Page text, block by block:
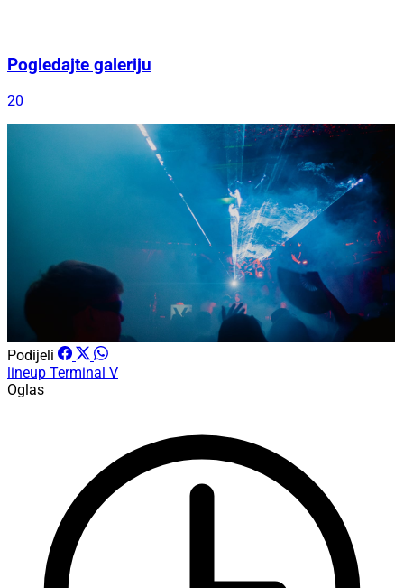
Pogledajte galeriju
20
Podijeli
lineup Terminal V
Oglas